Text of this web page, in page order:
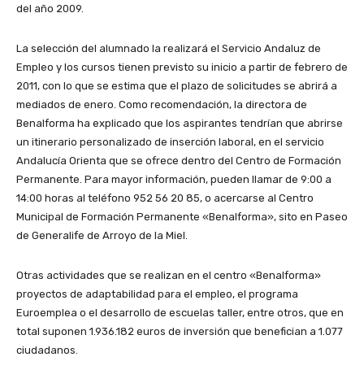
del año 2009.
La selección del alumnado la realizará el Servicio Andaluz de
Empleo y los cursos tienen previsto su inicio a partir de febrero de
2011, con lo que se estima que el plazo de solicitudes se abrirá a
mediados de enero. Como recomendación, la directora de
Benalforma ha explicado que los aspirantes tendrían que abrirse
un itinerario personalizado de inserción laboral, en el servicio
Andalucía Orienta que se ofrece dentro del Centro de Formación
Permanente. Para mayor información, pueden llamar de 9:00 a
14:00 horas al teléfono 952 56 20 85, o acercarse al Centro
Municipal de Formación Permanente «Benalforma», sito en Paseo
de Generalife de Arroyo de la Miel.
Otras actividades que se realizan en el centro «Benalforma»
proyectos de adaptabilidad para el empleo, el programa
Euroemplea o el desarrollo de escuelas taller, entre otros, que en
total suponen 1.936.182 euros de inversión que benefician a 1.077
ciudadanos.